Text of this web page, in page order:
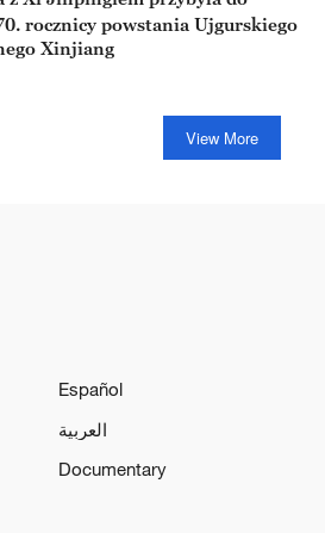
rocznicy powstania Ujgurskiego
Xinjiang
View More
Español
العربية
Documentary